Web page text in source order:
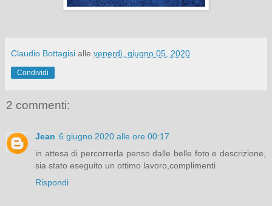
Claudio Bottagisi alle venerdì, giugno 05, 2020
Condividi
2 commenti:
Jean 6 giugno 2020 alle ore 00:17
in attesa di percorrerla penso dalle belle foto e descrizione,
sia stato eseguito un ottimo lavoro,complimenti
Rispondi